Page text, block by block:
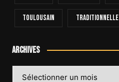
Toulousain Traditionnelle
Archives